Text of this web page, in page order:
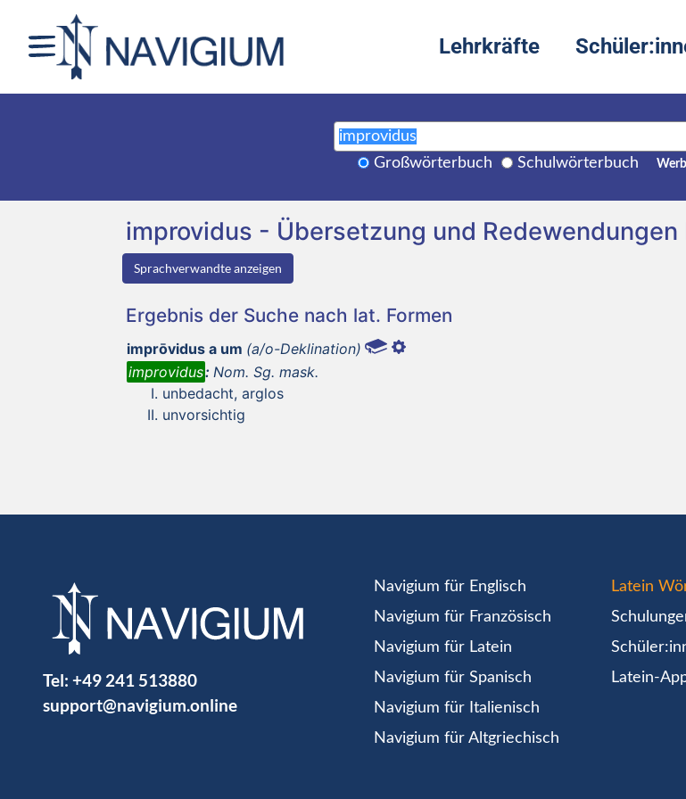
Lehrkräfte
Großwörterbuch Schulwörterbuch
improvidus - Übersetzung und
Sprachverwandte anzeigen
Ergebnis der Suche nach lat. Formen
imprōvidus a um (a/o-Deklination)
improvidus: Nom. Sg. mask.
unbedacht, arglos
unvorsichtig
Tel: +49 241 513880
support@navigium.online
Navigium für Englisch
Navigium für Französisch
Navigium für Latein
Navigium für Spanisch
Navigium für Italienisch
Navigium für Altgriechisch
Latein
Latein-